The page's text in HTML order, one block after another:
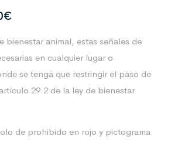
€
precios:
desde
7,90€
hasta
bienestar animal, estas señales de
en cualquier lugar o
se tenga que restringir el paso de
29.2 de la ley de bienestar
de prohibido en rojo y pictograma